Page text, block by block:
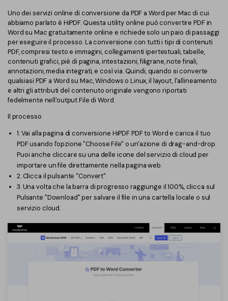
Uno dei servizi online di conversione da PDF a Word per Mac di cui
abbiamo parlato è HiPDF. Questa utility online può convertire PDF in
Word su Mac gratuitamente online e richiede solo un paio di passaggi
per eseguire il processo. La conversione con tutti i tipi di contenuti
PDF, compresi testo e immagini, collegamenti ipertestuali, tabelle,
contenuti grafici, piè di pagina, intestazioni, filigrane, note finali,
annotazioni, media integrati, e così via. Quindi, quando si converte
qualsiasi PDF a Word su Mac, Windows o Linux, il layout, l'allineamento
e altri gli attributi del contenuto originale vengono riportati
fedelmente nell'output File di Word.
Il processo
1. Vai alla pagina di conversione HiPDF PDF to Word e carica il tuo
PDF usando l'opzione "Choose File" o un'azione di drag-and-drop.
Puoi anche cliccare su una delle icone del servizio di cloud per
importare un file direttamente nella pagina web.
2. Clicca il pulsante "Convert".
3. Una volta che la barra di progresso raggiunge il 100%, clicca sul
Pulsante "Download" per salvare il file in una cartella locale o sul
servizio cloud.